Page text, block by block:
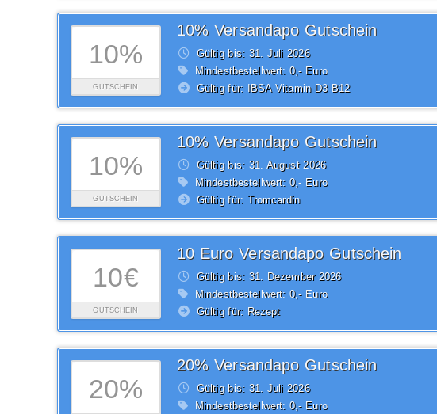
10%
GUTSCHEIN
10% Versandapo Gutschein
Gültig bis: 31. Juli 2026
Mindestbestellwert: 0,- Euro
Gültig für: IBSA Vitamin D3 B12
10%
GUTSCHEIN
10% Versandapo Gutschein
Gültig bis: 31. August2026
Mindestbestellwert: 0,- Euro
Gültig für: Tromcardin
10€
GUTSCHEIN
10 Euro Versandapo Gutschein
Gültig bis: 31. Dezember2026
Mindestbestellwert: 0,- Euro
Gültig für: Rezept
20%
20% Versandapo Gutschein
Gültig bis: 31. Juli 2026
Mindestbestellwert: 0,- Euro